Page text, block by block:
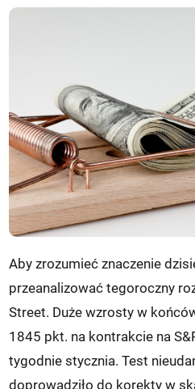
Aby zrozumieć znaczenie
przeanalizować tegoroczny
Street. Duże wzrosty w
1845 pkt. na kontrakcie na
tygodnie stycznia. Test
doprowadziło do korekty w